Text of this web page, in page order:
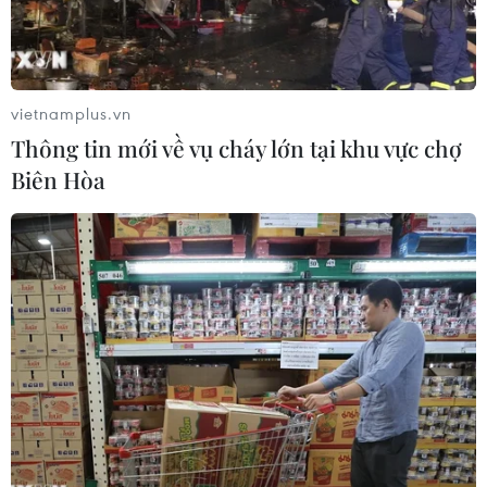
Thực hiện truyền dịch cho trẻ bị ngộ độc thực phẩm. (Nguồn:
Báo Sức khỏe Đời sống)
Thông tin từ Bệnh viện Đa khoa huyện Đô
Lương (Nghệ An), các y, bác sỹ đang theo dõi,
điều trị cho nhiều trẻ nhỏ mầm non nghi bị ngộ
vietnamplus.vn
Thông tin mới về vụ cháy lớn tại khu vực chợ
Biên Hòa